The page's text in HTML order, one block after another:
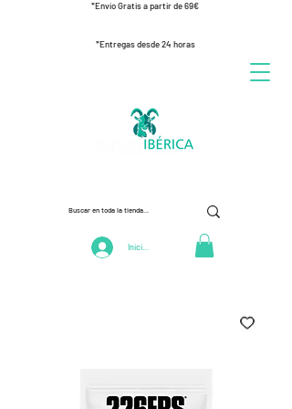
*Envío Gratis a partir de 69€
*Entregas desde 24 horas
Iniciar Sesión